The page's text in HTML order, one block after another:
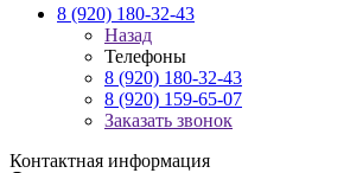
8 (920) 180-32-43
Назад
Телефоны
8 (920) 180-32-43
8 (920) 159-65-07
Заказать звонок
Контактная информация